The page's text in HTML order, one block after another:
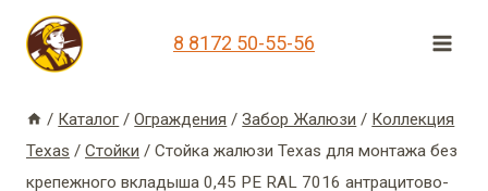
Перейти
8 8172 50-55-56
/ Каталог / Ограждения / Забор Жалюзи / Коллекция
Texas / Стойки / Стойка жалюзи Texas для монтажа без
крепежного вкладыша 0,45 PE RAL 7016 антрацитово-